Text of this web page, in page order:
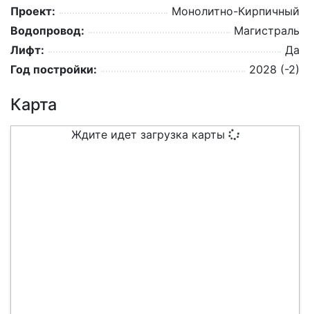
Проект:
Монолитно-Кирпичный
Водопровод:
Магистраль
Лифт:
Да
Год постройки:
2028 (-2)
Карта
Ждите идет загрузка карты